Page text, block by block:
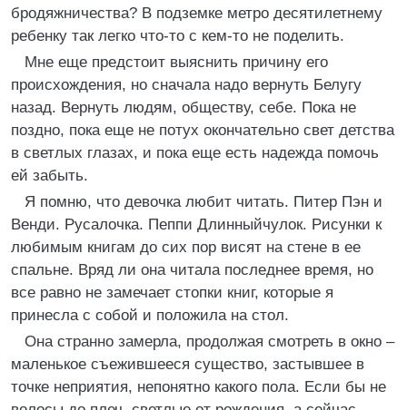
бродяжничества? В подземке метро десятилетнему
ребенку так легко что-то с кем-то не поделить.
Мне еще предстоит выяснить причину его
происхождения, но сначала надо вернуть Белугу
назад. Вернуть людям, обществу, себе. Пока не
поздно, пока еще не потух окончательно свет детства
в светлых глазах, и пока еще есть надежда помочь
ей забыть.
Я помню, что девочка любит читать. Питер Пэн и
Венди. Русалочка. Пеппи Длинныйчулок. Рисунки к
любимым книгам до сих пор висят на стене в ее
спальне. Вряд ли она читала последнее время, но
все равно не замечает стопки книг, которые я
принесла с собой и положила на стол.
Она странно замерла, продолжая смотреть в окно –
маленькое съежившееся существо, застывшее в
точке неприятия, непонятно какого пола. Если бы не